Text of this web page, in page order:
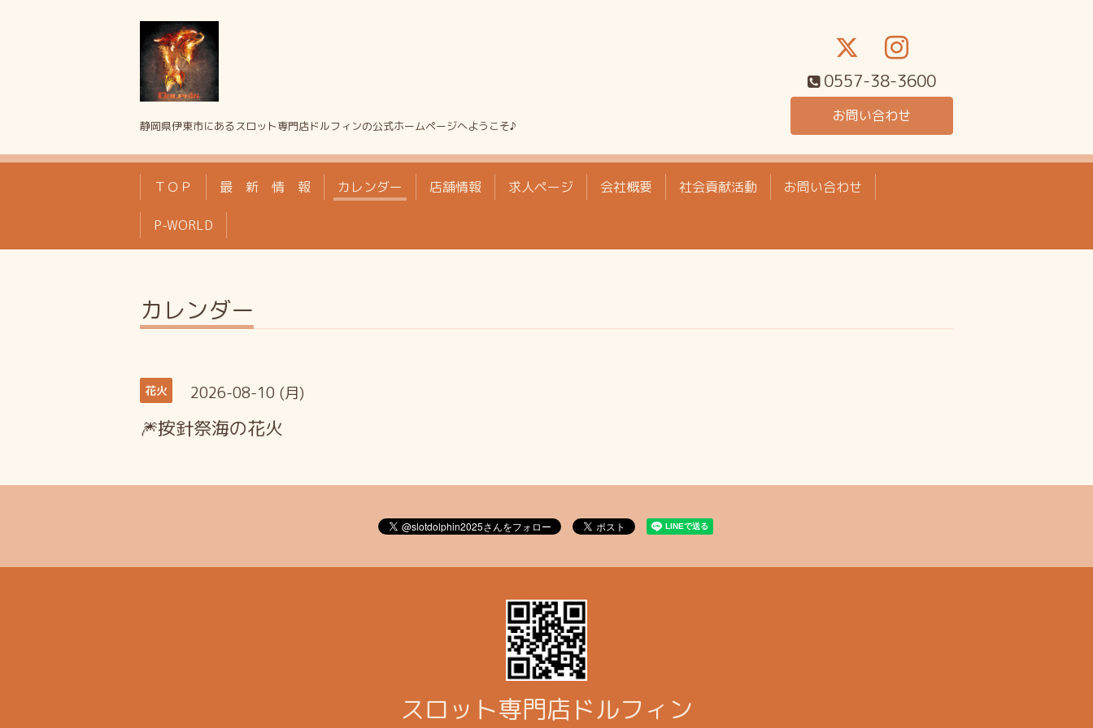
静岡県伊東市にあるスロット専門店ドルフィンの公式ホームページへようこそ♪
0557-38-3600
お問い合わせ
ＴＯＰ 最 新 情 報 カレンダー 店舗情報 求人ページ 会社概要 社会貢献活動 お問い合わせ
P-WORLD
カレンダー
花火 2026-08-10 (月)
🎆按針祭海の花火
スロット専門店ドルフィン